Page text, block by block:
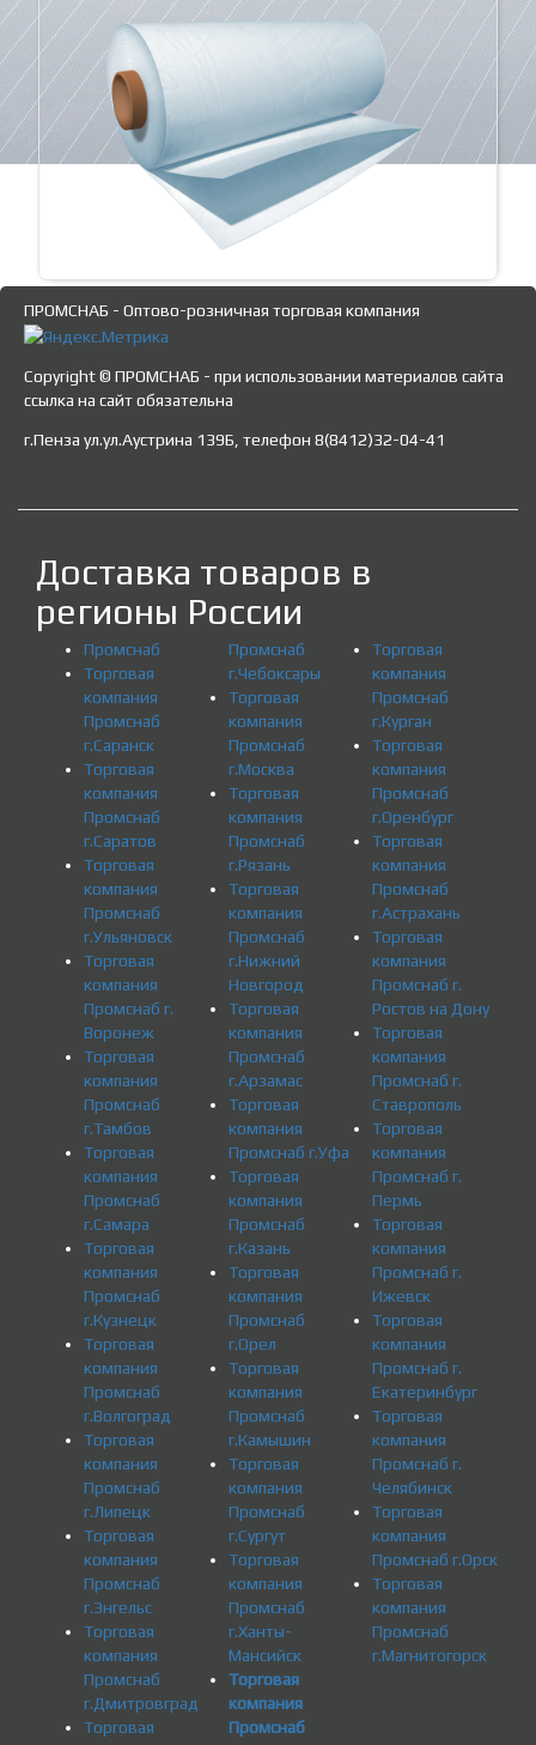
ПРОМСНАБ - Оптово-розничная торговая компания
Copyright © ПРОМСНАБ - при использовании материалов сайта
ссылка на сайт обязательна
г.Пенза ул.ул.Аустрина 139Б, телефон 8(8412)32-04-41
Доставка товаров в
регионы России
Промснаб
Торговая
компания
Промснаб
г.Саранск
Торговая
компания
Промснаб
г.Саратов
Торговая
компания
Промснаб
г.Ульяновск
Торговая
компания
Промснаб г.
Воронеж
Торговая
компания
Промснаб
г.Тамбов
Торговая
компания
Промснаб
г.Самара
Торговая
компания
Промснаб
г.Кузнецк
Торговая
компания
Промснаб
г.Волгоград
Торговая
компания
Промснаб
г.Липецк
Торговая
компания
Промснаб
г.Энгельс
Торговая
компания
Промснаб
г.Дмитровград
Торговая
Промснаб
г.Чебоксары
Торговая
компания
Промснаб
г.Москва
Торговая
компания
Промснаб
г.Рязань
Торговая
компания
Промснаб
г.Нижний
Новгород
Торговая
компания
Промснаб
г.Арзамас
Торговая
компания
Промснаб г.Уфа
Торговая
компания
Промснаб
г.Казань
Торговая
компания
Промснаб
г.Орел
Торговая
компания
Промснаб
г.Камышин
Торговая
компания
Промснаб
г.Сургут
Торговая
компания
Промснаб
г.Ханты-
Мансийск
Торговая
компания
Промснаб
Торговая
компания
Промснаб
г.Курган
Торговая
компания
Промснаб
г.Оренбург
Торговая
компания
Промснаб
г.Астрахань
Торговая
компания
Промснаб г.
Ростов на Дону
Торговая
компания
Промснаб г.
Ставрополь
Торговая
компания
Промснаб г.
Пермь
Торговая
компания
Промснаб г.
Ижевск
Торговая
компания
Промснаб г.
Екатеринбург
Торговая
компания
Промснаб г.
Челябинск
Торговая
компания
Промснаб г.Орск
Торговая
компания
Промснаб
г.Магнитогорск